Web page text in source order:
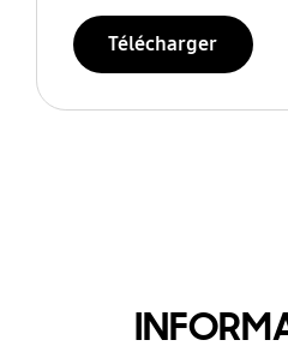
Télécharger